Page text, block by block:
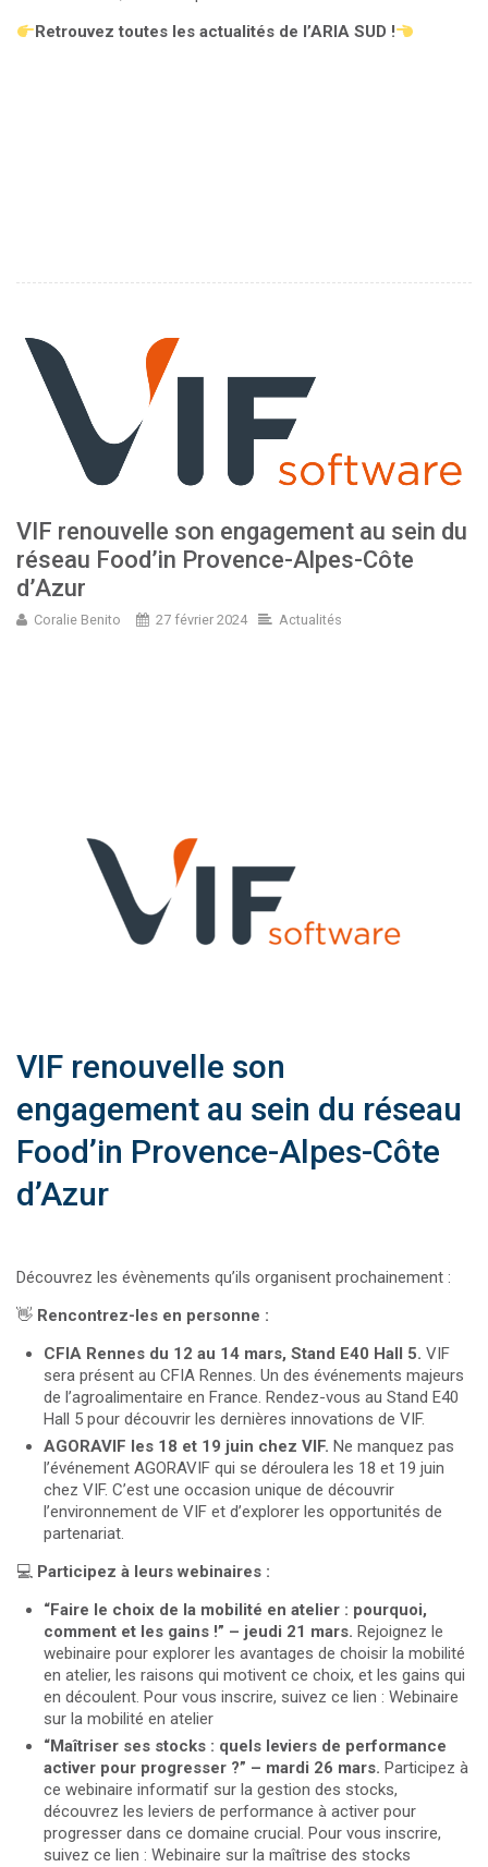
Retrouvez toutes les actualités de l’ARIA SUD !
VIF renouvelle son engagement au sein du
réseau Food’in Provence-Alpes-Côte
d’Azur
Coralie Benito 27 février 2024 Actualités
VIF renouvelle son
engagement au sein du réseau
Food’in Provence-Alpes-Côte
d’Azur
Découvrez les évènements qu’ils organisent prochainement :
👋 Rencontrez-les en personne :
CFIA Rennes du 12 au 14 mars, Stand E40 Hall 5. VIF
sera présent au CFIA Rennes. Un des événements majeurs
de l’agroalimentaire en France. Rendez-vous au Stand E40
Hall 5 pour découvrir les dernières innovations de VIF.
AGORAVIF les 18 et 19 juin chez VIF. Ne manquez pas
l’événement AGORAVIF qui se déroulera les 18 et 19 juin
chez VIF. C’est une occasion unique de découvrir
l’environnement de VIF et d’explorer les opportunités de
partenariat.
💻 Participez à leurs webinaires :
“Faire le choix de la mobilité en atelier : pourquoi,
comment et les gains !” – jeudi 21 mars. Rejoignez le
webinaire pour explorer les avantages de choisir la mobilité
en atelier, les raisons qui motivent ce choix, et les gains qui
en découlent. Pour vous inscrire, suivez ce lien : Webinaire
sur la mobilité en atelier
“Maîtriser ses stocks : quels leviers de performance
activer pour progresser ?” – mardi 26 mars. Participez à
ce webinaire informatif sur la gestion des stocks,
découvrez les leviers de performance à activer pour
progresser dans ce domaine crucial. Pour vous inscrire,
suivez ce lien : Webinaire sur la maîtrise des stocks